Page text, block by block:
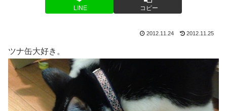
LINE コピー
2012.11.24 2012.11.25
ツナ缶大好き。